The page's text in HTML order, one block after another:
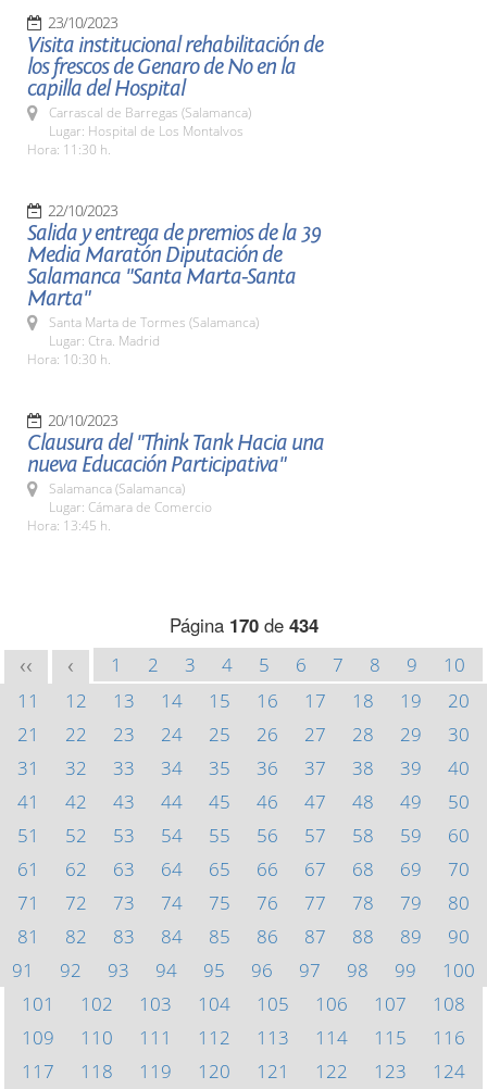
23/10/2023
Visita institucional rehabilitación de
los frescos de Genaro de No en la
capilla del Hospital
Carrascal de Barregas (Salamanca)
Lugar: Hospital de Los Montalvos
Hora: 11:30 h.
22/10/2023
Salida y entrega de premios de la 39
Media Maratón Diputación de
Salamanca "Santa Marta-Santa
Marta"
Santa Marta de Tormes (Salamanca)
Lugar: Ctra. Madrid
Hora: 10:30 h.
20/10/2023
Clausura del "Think Tank Hacia una
nueva Educación Participativa"
Salamanca (Salamanca)
Lugar: Cámara de Comercio
Hora: 13:45 h.
Página 170de 434
<< < 1 2 3 4 5 6 7 8 9
10
11
12 13 14 15 16 17 18 19
20
21
22 23 24 25 26 27 28 29
30
31
32 33 34 35 36 37 38 39
40
41
42 43 44 45 46 47 48 49
50
51
52 53 54 55 56 57 58 59
60
61
62 63 64 65 66 67 68 69
70
71
72 73 74 75 76 77 78 79
80
81
82 83 84 85 86 87 88 89
90
91
92 93 94 95 96 97 98 99
100
101
102 103 104 105 106 107
108
109
110 111 112 113 114 115
116
117
118 119 120 121 122 123
124